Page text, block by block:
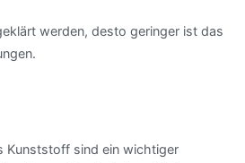
werden, desto geringer ist das
Kunststoff sind ein wichtiger